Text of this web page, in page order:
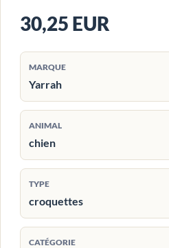
30,25 EUR
MARQUE
Yarrah
ANIMAL
chien
TYPE
croquettes
CATÉGORIE